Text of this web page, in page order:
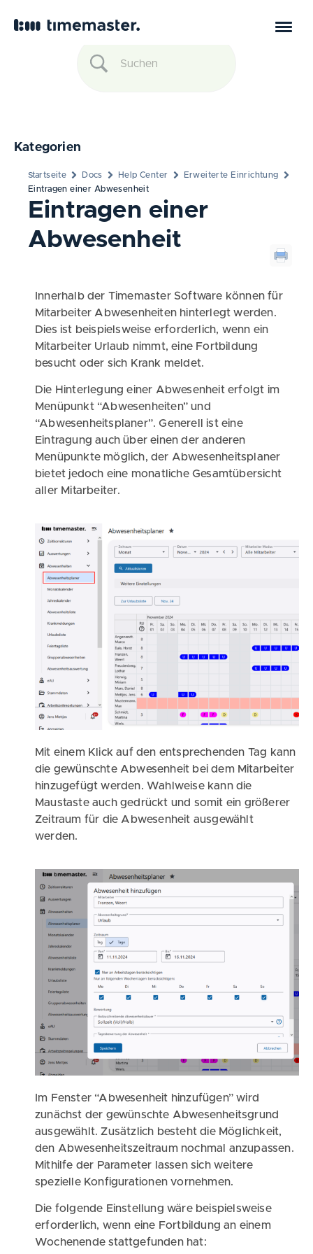
Kategorien
Startseite Docs Help Center
Erweiterte Einrichtung
Eintragen einer Abwesenheit
Eintragen einer
Abwesenheit
Innerhalb der Timemaster Software können für
Mitarbeiter Abwesenheiten hinterlegt werden.
Dies ist beispielsweise erforderlich, wenn ein
Mitarbeiter Urlaub nimmt, eine Fortbildung
besucht oder sich Krank meldet.
Die Hinterlegung einer Abwesenheit erfolgt im
Menüpunkt “Abwesenheiten” und
“Abwesenheitsplaner”. Generell ist eine
Eintragung auch über einen der anderen
Menüpunkte möglich, der Abwesenheitsplaner
bietet jedoch eine monatliche Gesamtübersicht
aller Mitarbeiter.
Mit einem Klick auf den entsprechenden Tag kann
die gewünschte Abwesenheit bei dem Mitarbeiter
hinzugefügt werden. Wahlweise kann die
Maustaste auch gedrückt und somit ein größerer
Zeitraum für die Abwesenheit ausgewählt
werden.
Im Fenster “Abwesenheit hinzufügen” wird
zunächst der gewünschte Abwesenheitsgrund
ausgewählt. Zusätzlich besteht die Möglichkeit,
den Abwesenheitszeitraum nochmal anzupassen.
Mithilfe der Parameter lassen sich weitere
spezielle Konfigurationen vornehmen.
Die folgende Einstellung wäre beispielsweise
erforderlich, wenn eine Fortbildung an einem
Wochenende stattgefunden hat: